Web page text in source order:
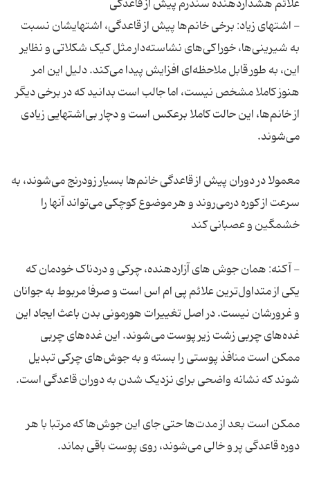
- اشتهای زیاد: برخی خانم‌ها پیش از قاعدگی، اشتهایشان نسبت
به شیرینی‌ها، خوراکی‌های نشاسته‌دار مثل کیک ‌شکلاتی و نظایر
این، به طور قابل ملاحظه‌ای افزایش پیدا می‌کند. دلیل این امر
هنوز کاملا مشخص نیست، اما جالب است بدانید که در برخی دیگر
از خانم‌ها، این حالت کاملا برعکس است و دچار بی‌اشتهایی زیادی
معمولا در دوران پیش از قاعدگی خانم‌ها بسیار زودرنج می‌شوند، به
سرعت از کوره درمی‌روند و هر موضوع کوچکی می‌تواند آنها را
- آکنه: همان جوش ‌های آزاردهنده، چرکی و دردناک خودمان که
یکی از متداول‌ترین علائم پی ام اس است و صرفا مربوط به جوانان
و غرورشان نیست. در اصل تغییرات هورمونی بدن باعث ایجاد این
غده‌های چربی زشت زیر پوست می‌شوند. این غده‌های چربی
ممکن است منافذ پوستی را بسته و به جوش‌های چرکی تبدیل
ممکن است بعد از مدت‌ها حتی جای این جوش‌ها که مرتبا با هر